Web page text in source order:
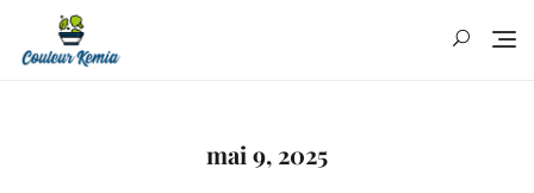
content
mai 9, 2025